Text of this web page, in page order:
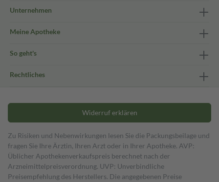
Unternehmen
Meine Apotheke
So geht's
Rechtliches
Widerruf erklären
Zu Risiken und Nebenwirkungen lesen Sie die Packungsbeilage und
fragen Sie Ihre Ärztin, Ihren Arzt oder in Ihrer Apotheke. AVP:
Üblicher Apothekenverkaufspreis berechnet nach der
Arzneimittelpreisverordnung. UVP: Unverbindliche
Preisempfehlung des Herstellers. Die angegebenen Preise